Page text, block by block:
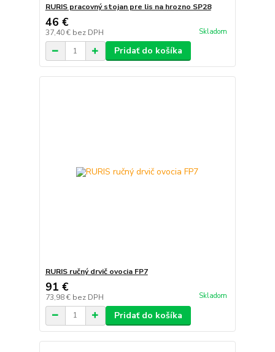
RURIS pracovný stojan pre lis na hrozno SP28
46 €
37,40 € bez DPH Skladom
Pridať do košíka
RURIS ručný drvič ovocia FP7
91 €
73,98 € bez DPH Skladom
Pridať do košíka